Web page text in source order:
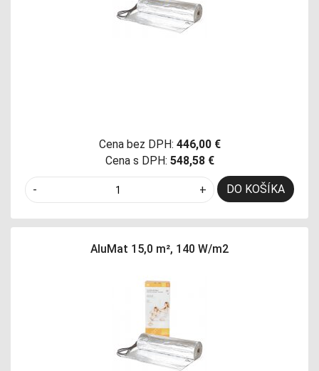
Cena bez DPH: 446,00 €
Cena s DPH: 548,58 €
- + DO KOŠÍKA
AluMat 15,0 m², 140 W/m2